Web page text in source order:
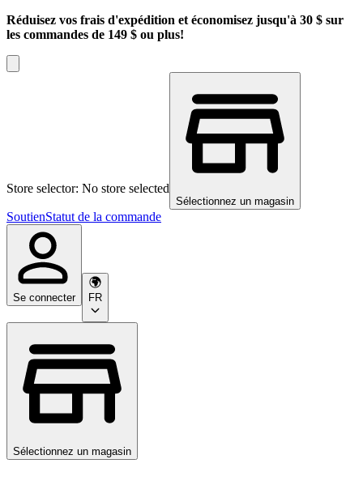
Réduisez vos frais d'expédition et économisez jusqu'à 30 $ sur
les commandes de 149 $ ou plus!
Store selector: No store selected
Sélectionnez un magasin
SoutienStatut de la commande
Se connecter FR
Sélectionnez un magasin